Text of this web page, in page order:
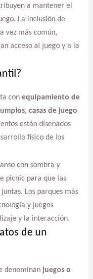
a mantener el
La inclusión de
vez más común,
acceso al juego y a la
con equipamiento de
casas de juego
están diseñados
físico de los
con sombra y
picnic para que las
Los parques más
y juegos
y la interacción.
de un
denominan juegos o